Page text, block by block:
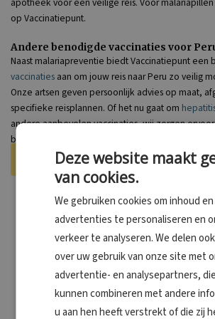
op Vaccinatiepunt.
Andere benodigde vaccinaties voor
Naast malariapreventie biedt Vaccinatiepunt een
vaccinaties aan om jouw reis naar Peru zo veilig
Onze artsen geven persoonlijk advies op maat,
specifieke reisplannen. Of het nu gaat om
andere aanbevolen vaccinaties, wij zorgen
beschermd op reis gaat.
Check je vergoedingen
Malaria- en vaccinatieadvies voor
Bezoek je naast Peru ook andere omliggende
Deze website maakt
van cookies.
We gebruiken cookies om inhoud en
advertenties te personaliseren en
verkeer te analyseren. We delen
over uw gebruik van onze site met
advertentie- en analysepartners,
kunnen combineren met andere
u aan hen heeft verstrekt of die zij